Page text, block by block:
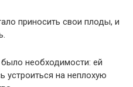
приносить свои плоды, и
необходимости: ей
устроиться на неплохую